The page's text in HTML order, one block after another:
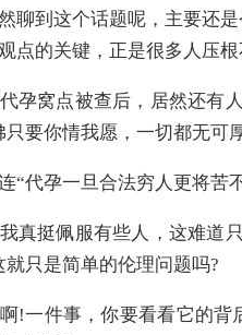
到这个话题呢，主要还是
点的关键，正是很多人压根
窝点被查后，居然还有人
要你情我愿，一切都无可
孕一旦合法穷人更将苦不
挺佩服有些人，这难道只
就只是简单的伦理问题吗?
件事，你要看看它的背